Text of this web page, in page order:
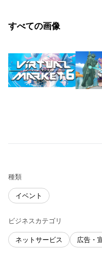
すべての画像
種類
イベント
ビジネスカテゴリ
ネットサービス 広告・